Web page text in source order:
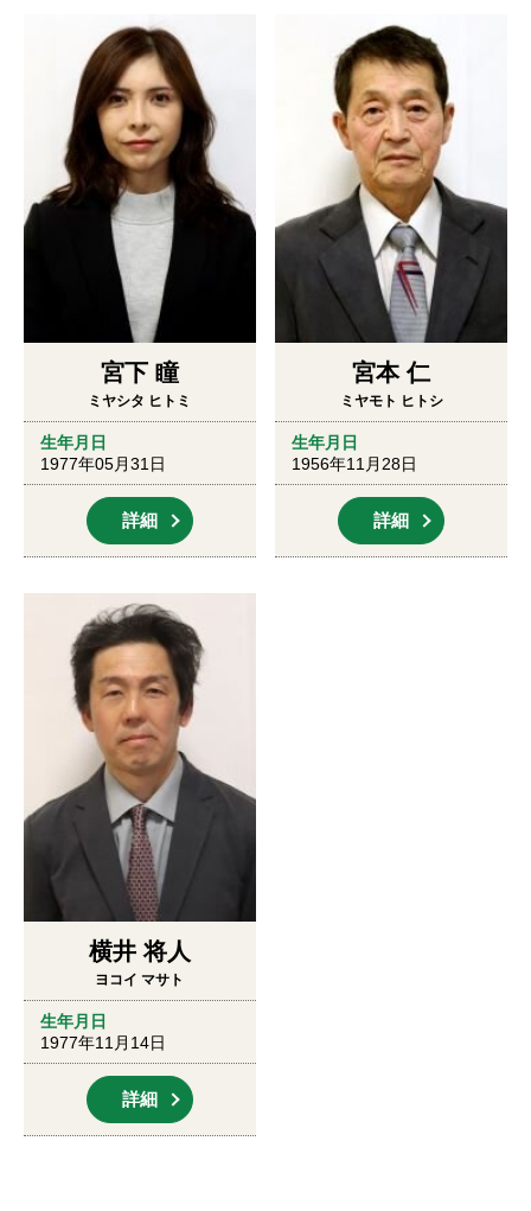
宮下 瞳
ミヤシタ ヒトミ
生年月日
1977年05月31日
詳細
宮本 仁
ミヤモト ヒトシ
生年月日
1956年11月28日
詳細
横井 将人
ヨコイ マサト
生年月日
1977年11月14日
詳細